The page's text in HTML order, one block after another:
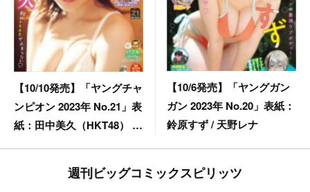
【10/10発売】「ヤングチャ
ンピオン 2023年 No.21」表
紙：田中美久（HKT48） /
【10/6発売】「ヤングガン
ガン 2023年 No.20」表紙：
鈴原すず / 天野レナ
週刊ビッグコミックスピリッツ